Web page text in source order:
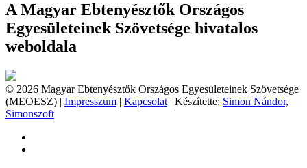
A Magyar Ebtenyésztők Országos
Egyesületeinek Szövetsége hivatalos
weboldala
© 2026 Magyar Ebtenyésztők Országos Egyesületeinek Szövetsége
(MEOESZ) | Impresszum | Kapcsolat | Készítette: Simon Nándor,
Simonszoft